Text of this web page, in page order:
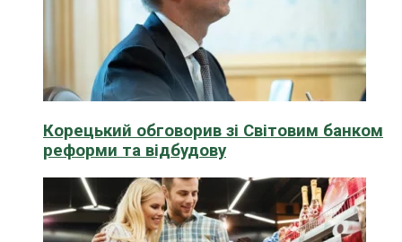
Корецький обговорив зі Світовим банком
реформи та відбудову